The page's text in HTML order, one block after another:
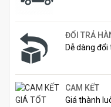
ĐỔI TRẢ
Dễ dàng
CAM KẾT
Giá thành